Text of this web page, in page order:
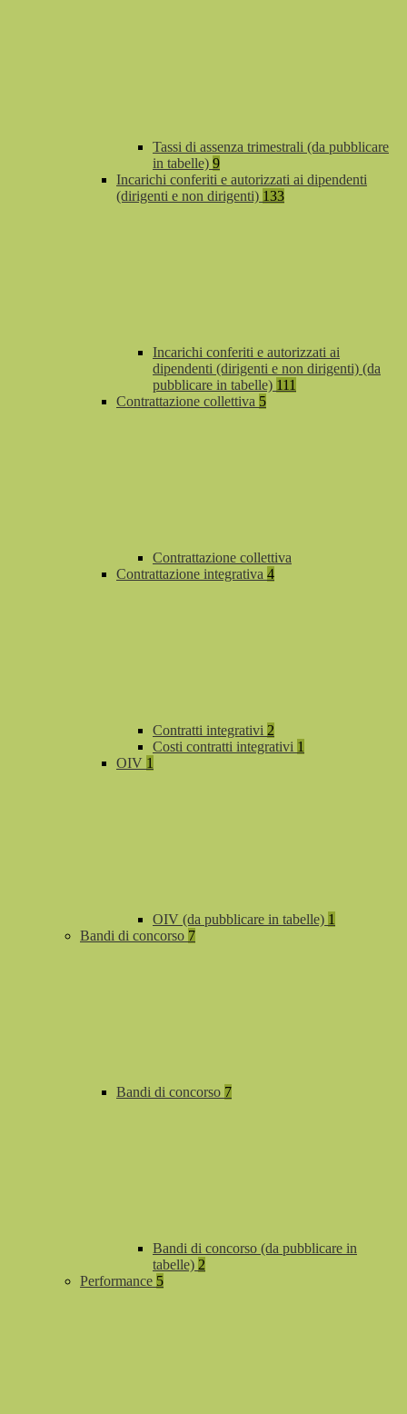
Tassi di assenza trimestrali (da pubblicare
in tabelle) 9
Incarichi conferiti e autorizzati ai dipendenti
(dirigenti e non dirigenti) 133
Incarichi conferiti e autorizzati ai
dipendenti (dirigenti e non dirigenti) (da
pubblicare in tabelle) 111
Contrattazione collettiva 5
Contrattazione collettiva
Contrattazione integrativa 4
Contratti integrativi 2
Costi contratti integrativi 1
OIV 1
OIV (da pubblicare in tabelle) 1
Bandi di concorso 7
Bandi di concorso 7
Bandi di concorso (da pubblicare in
tabelle) 2
Performance 5